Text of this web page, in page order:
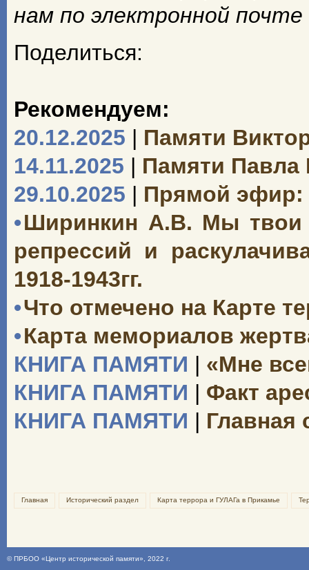
нам по электронной почте
Поделиться:
Рекомендуем:
20.12.2025 | Памяти
14.11.2025 | Памяти Павла
29.10.2025 | Прямой эфир:
•Ширинкин А.В. Мы твои
репрессий и
1918-1943гг.
•Что отмечено на Карте
•Карта мемориалов
КНИГА ПАМЯТИ | «Мне
КНИГА ПАМЯТИ | Факт
КНИГА ПАМЯТИ | Главная
Главная Исторический раздел Карта террора и ГУЛАГа в Прикамье
©ПРБОО «Центр исторической памяти» , 2022 г.